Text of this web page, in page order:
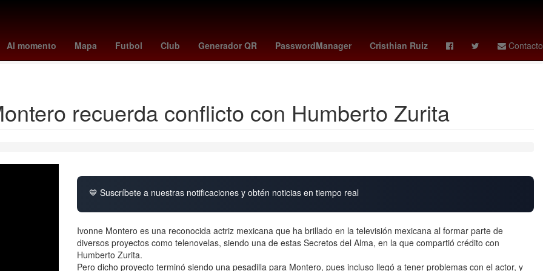
Al momento Mapa Futbol Club Generador QR PasswordManager Cristhian Ruiz Contacto
iphone 16 pro max dia de los muertos amparo uber loteria nacional sorteo especial 305
aguinaldo pensionados imss
recuerda conflicto con Humberto Zurita
💙 Suscríbete a nuestras notificaciones y obtén noticias en tiempo real
Ivonne Montero es una reconocida actriz mexicana que ha brillado en la televisión mexicana al formar parte de
diversos proyectos como telenovelas, siendo una de estas Secretos del Alma, en la que compartió crédito con
Humberto Zurita.
Pero dicho proyecto terminó siendo una pesadilla para Montero, pues incluso llegó a tener problemas con el actor, y